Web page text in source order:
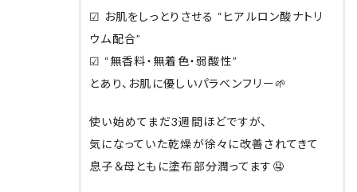
☑︎ お肌をしっとりさせる “ヒアルロン酸ナトリ
ウム配合”
☑︎ “無香料・無着色・弱酸性”
とあり、お肌に優しいパラベンフリー🌱
使い始めてまだ3週間ほどですが、
気になっていた乾燥が徐々に改善されてきて
息子＆母ともに塗布部分潤ってます🤤